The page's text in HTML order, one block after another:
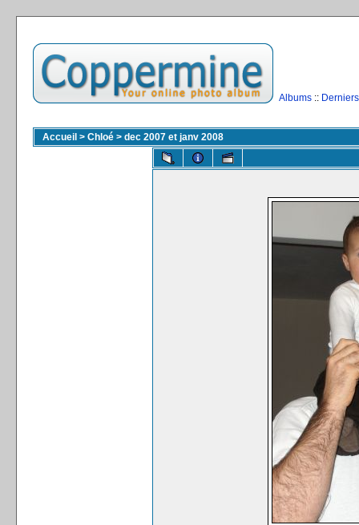
Albums::
Accueil > Chloé > dec 2007 et janv 2008